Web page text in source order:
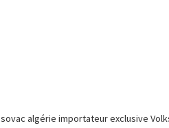
sovac algérie importateur exclusive